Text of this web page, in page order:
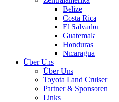
Belize
Costa Rica
El Salvador
Guatemala
Honduras
Nicaragua
Über Uns
Über Uns
Toyota Land Cruiser
Partner & Sponsoren
Links